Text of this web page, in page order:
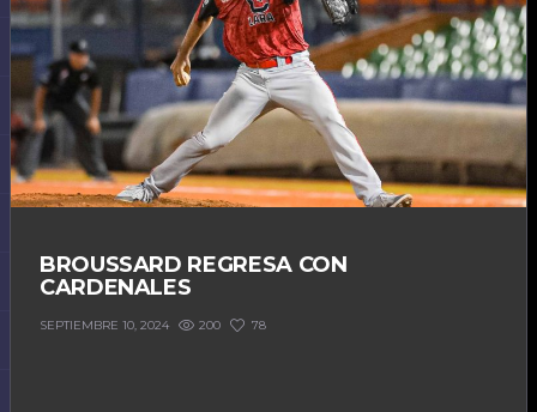
BROUSSARD REGRESA CON
CARDENALES
SEPTIEMBRE 10, 2024 200 78